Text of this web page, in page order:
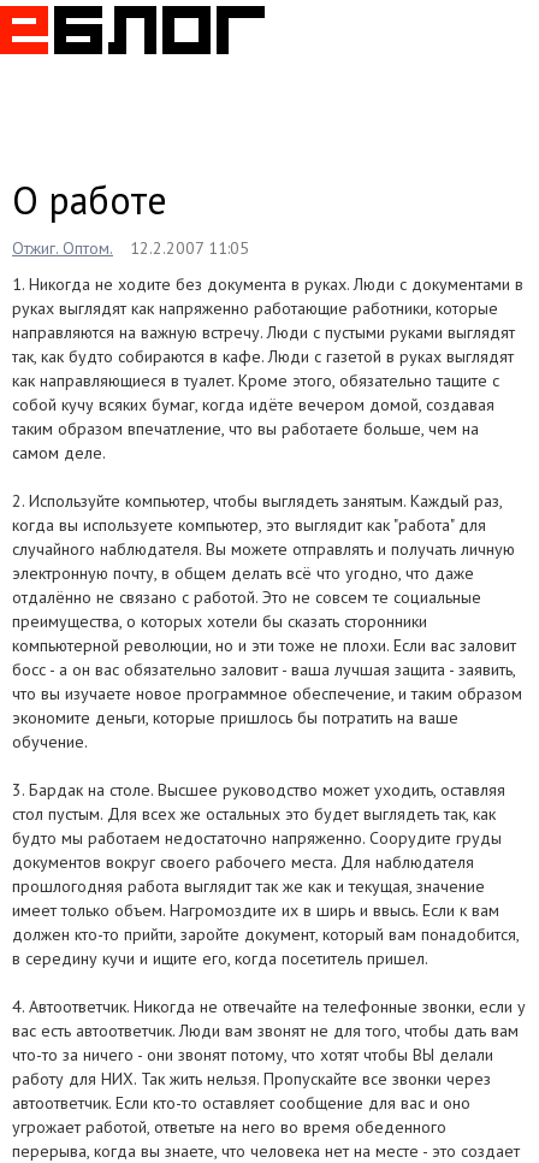
О работе
Отжиг. Оптом.
12.2.2007 11:05
1. Никогда не ходите без документа в руках. Люди с документами в
руках выглядят как напряженно работающие работники, которые
направляются на важную встречу. Люди с пустыми руками выглядят
так, как будто собираются в кафе. Люди с газетой в руках выглядят
как направляющиеся в туалет. Кроме этого, обязательно тащите с
собой кучу всяких бумаг, когда идёте вечером домой, создавая
таким образом впечатление, что вы работаете больше, чем на
самом деле.
2. Используйте компьютер, чтобы выглядеть занятым. Каждый раз,
когда вы используете компьютер, это выглядит как "работа" для
случайного наблюдателя. Вы можете отправлять и получать личную
электронную почту, в общем делать всё что угодно, что даже
отдалённо не связано с работой. Это не совсем те социальные
преимущества, о которых хотели бы сказать сторонники
компьютерной революции, но и эти тоже не плохи. Если вас заловит
босс - а он вас обязательно заловит - ваша лучшая защита - заявить,
что вы изучаете новое программное обеспечение, и таким образом
экономите деньги, которые пришлось бы потратить на ваше
обучение.
3. Бардак на столе. Высшее руководство может уходить, оставляя
стол пустым. Для всех же остальных это будет выглядеть так, как
будто мы работаем недостаточно напряженно. Соорудите груды
документов вокруг своего рабочего места. Для наблюдателя
прошлогодняя работа выглядит так же как и текущая, значение
имеет только объем. Нагромоздите их в ширь и ввысь. Если к вам
должен кто-то прийти, заройте документ, который вам понадобится,
в середину кучи и ищите его, когда посетитель пришел.
4. Автоответчик. Никогда не отвечайте на телефонные звонки, если у
вас есть автоответчик. Люди вам звонят не для того, чтобы дать вам
что-то за ничего - они звонят потому, что хотят чтобы ВЫ делали
работу для НИХ. Так жить нельзя. Пропускайте все звонки через
автоответчик. Если кто-то оставляет сообщение для вас и оно
угрожает работой, ответьте на него во время обеденного
перерыва, когда вы знаете, что человека нет на месте - это создает